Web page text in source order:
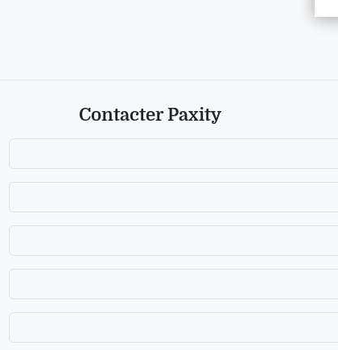
Contacter Paxity